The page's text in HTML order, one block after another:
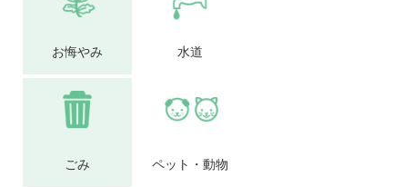
お悔やみ 水道
ごみ ペット・動物